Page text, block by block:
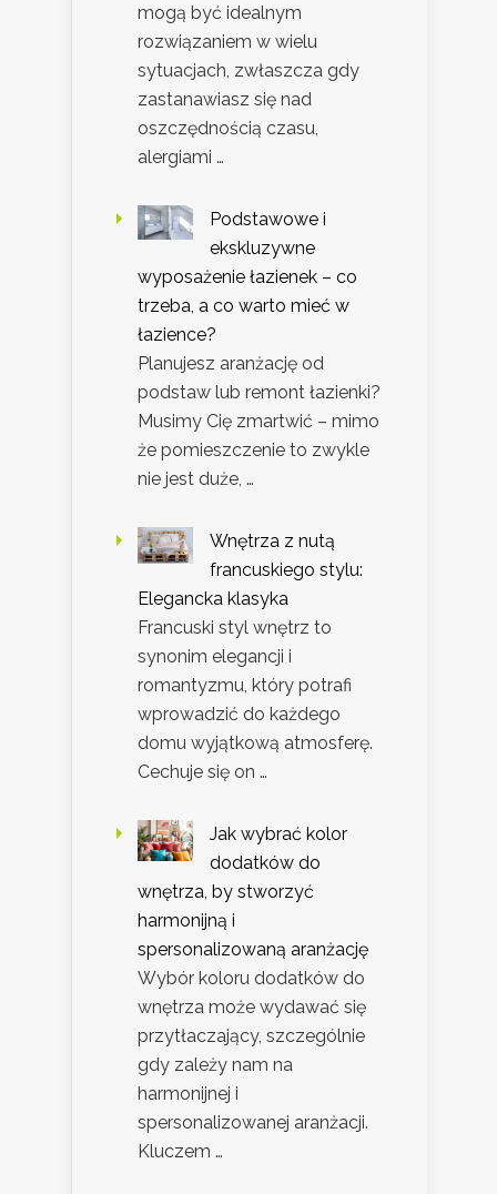
mogą być idealnym
rozwiązaniem w wielu
sytuacjach, zwłaszcza gdy
zastanawiasz się nad
oszczędnością czasu,
alergiami …
Podstawowe i
ekskluzywne
wyposażenie łazienek – co
trzeba, a co warto mieć w
łazience?
Planujesz aranżację od
podstaw lub remont łazienki?
Musimy Cię zmartwić – mimo
że pomieszczenie to zwykle
nie jest duże, …
Wnętrza z nutą
francuskiego stylu:
Elegancka klasyka
Francuski styl wnętrz to
synonim elegancji i
romantyzmu, który potrafi
wprowadzić do każdego
domu wyjątkową atmosferę.
Cechuje się on …
Jak wybrać kolor
dodatków do
wnętrza, by stworzyć
harmonijną i
spersonalizowaną aranżację
Wybór koloru dodatków do
wnętrza może wydawać się
przytłaczający, szczególnie
gdy zależy nam na
harmonijnej i
spersonalizowanej aranżacji.
Kluczem …